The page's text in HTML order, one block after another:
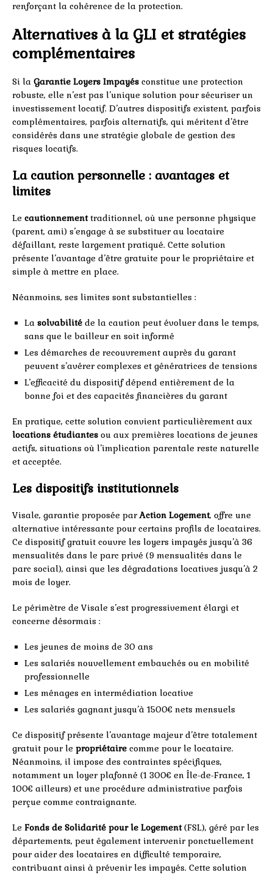
renforçant la cohérence de la protection.
Alternatives à la GLI et stratégies
complémentaires
Si la Garantie Loyers Impayés constitue une protection
robuste, elle n’est pas l’unique solution pour sécuriser un
investissement locatif. D’autres dispositifs existent, parfois
complémentaires, parfois alternatifs, qui méritent d’être
considérés dans une stratégie globale de gestion des
risques locatifs.
La caution personnelle : avantages et
limites
Le cautionnementtraditionnel, où une personne physique
(parent, ami) s’engage à se substituer au locataire
défaillant, reste largement pratiqué. Cette solution
présente l’avantage d’être gratuite pour le propriétaire et
simple à mettre en place.
Néanmoins, ses limites sont substantielles :
La solvabilité de la caution peut évoluer dans le temps,
sans que le bailleur en soit informé
Les démarches de recouvrement auprès du garant
peuvent s’avérer complexes et génératrices de tensions
L’efficacité du dispositif dépend entièrement de la
bonne foi et des capacités financières du garant
En pratique, cette solution convient particulièrement aux
locations étudiantes ou aux premières locations de jeunes
actifs, situations où l’implication parentale reste naturelle
et acceptée.
Les dispositifs institutionnels
Visale, garantie proposée parAction Logement, offre une
alternative intéressante pour certains profils de locataires.
Ce dispositif gratuit couvre les loyers impayés jusqu’à 36
mensualités dans le parc privé (9 mensualités dans le
parc social), ainsi que les dégradations locatives jusqu’à 2
mois de loyer.
Le périmètre de Visale s’est progressivement élargi et
concerne désormais :
Les jeunes de moins de 30 ans
Les salariés nouvellement embauchés ou en mobilité
professionnelle
Les ménages en intermédiation locative
Les salariés gagnant jusqu’à 1500€ nets mensuels
Ce dispositif présente l’avantage majeur d’être totalement
gratuit pour le propriétaire comme pour le locataire.
Néanmoins, il impose des contraintes spécifiques,
notamment un loyer plafonné (1 300€ en Île-de-France, 1
100€ ailleurs) et une procédure administrative parfois
perçue comme contraignante.
Le Fonds de Solidarité pour le Logement(FSL), géré par les
départements, peut également intervenir ponctuellement
pour aider des locataires en difficulté temporaire,
contribuant ainsi à prévenir les impayés. Cette solution